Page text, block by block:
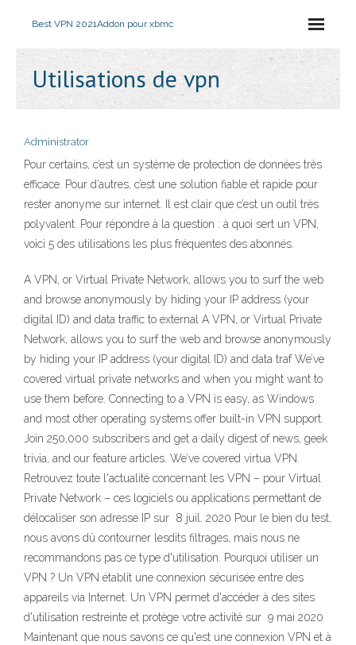
Best VPN 2021Addon pour xbmc
Utilisations de vpn
Administrator
Pour certains, c’est un système de protection de données très
efficace. Pour d’autres, c’est une solution fiable et rapide pour
rester anonyme sur internet. Il est clair que c’est un outil très
polyvalent. Pour répondre à la question : à quoi sert un VPN,
voici 5 des utilisations les plus fréquentes des abonnés.
A VPN, or Virtual Private Network, allows you to surf the web
and browse anonymously by hiding your IP address (your
digital ID) and data traffic to external A VPN, or Virtual Private
Network, allows you to surf the web and browse anonymously
by hiding your IP address (your digital ID) and data traf We’ve
covered virtual private networks and when you might want to
use them before. Connecting to a VPN is easy, as Windows
and most other operating systems offer built-in VPN support.
Join 250,000 subscribers and get a daily digest of news, geek
trivia, and our feature articles. We’ve covered virtua VPN.
Retrouvez toute l'actualité concernant les VPN – pour Virtual
Private Network – ces logiciels ou applications permettant de
délocaliser son adresse IP sur 8 juil. 2020 Pour le bien du test,
nous avons dû contourner lesdits filtrages, mais nous ne
recommandons pas ce type d'utilisation. Pourquoi utiliser un
VPN ? Un VPN établit une connexion sécurisée entre des
appareils via Internet. Un VPN permet d'accéder à des sites
d'utilisation restreinte et protège votre activité sur 9 mai 2020
Maintenant que nous savons ce qu'est une connexion VPN et à